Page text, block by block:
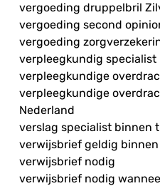
vergoeding druppelbril
vergoeding second
vergoeding
verpleegkundig specialist
verpleegkundige
verpleegkundige
Nederland
verslag specialist binnen
verwijsbrief geldig binnen
verwijsbrief nodig
verwijsbrief nodig